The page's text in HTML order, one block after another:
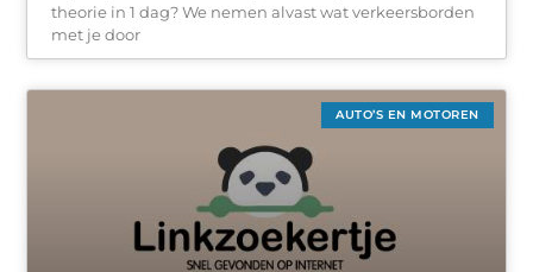
theorie in 1 dag? We nemen alvast wat verkeersborden
met je door
AUTO’S EN MOTOREN